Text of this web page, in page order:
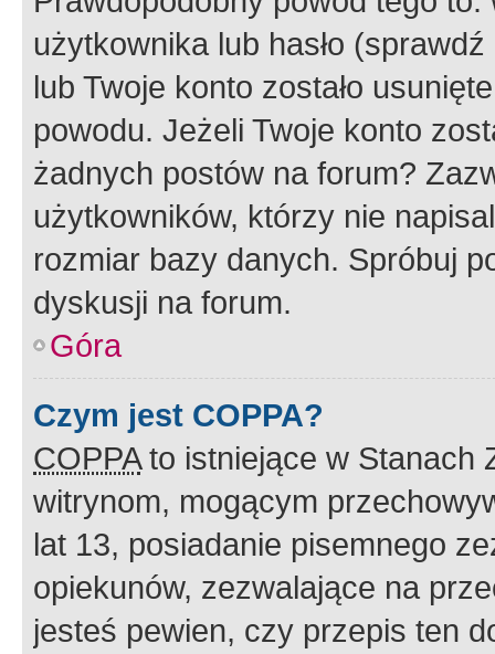
użytkownika lub hasło
lub Twoje konto zostało
powodu. Jeżeli Twoje konto
żadnych postów na forum?
użytkowników, którzy nie
rozmiar bazy danych. Spróbuj
dyskusji na forum.
Góra
Czym jest COPPA?
COPPAto istniejące w Stanach
witrynom, mogącym
lat 13, posiadanie pisemnego
opiekunów, zezwalające na
jesteś pewien, czy przepis ten